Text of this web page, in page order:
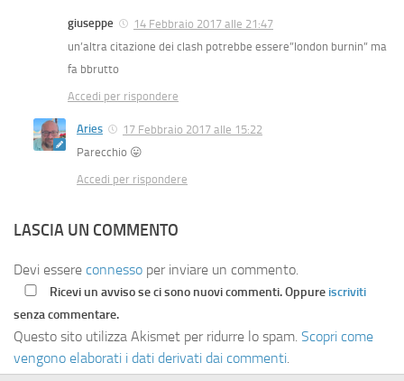
giuseppe
14 Febbraio 2017 alle 21:47
un’altra citazione dei clash potrebbe essere”london burnin” ma
fa bbrutto
Accedi per rispondere
Aries
17 Febbraio 2017 alle 15:22
Parecchio 😛
Accedi per rispondere
LASCIA UN COMMENTO
Devi essere connesso per inviare un commento.
Ricevi un avviso se ci sono nuovi commenti. Oppure iscriviti
senza commentare.
Questo sito utilizza Akismet per ridurre lo spam. Scopri come
vengono elaborati i dati derivati dai commenti.